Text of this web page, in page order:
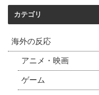
カテゴリ
海外の反応
アニメ・映画
ゲーム